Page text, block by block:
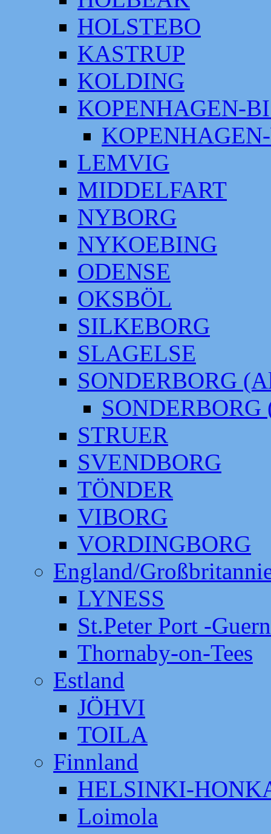
HOLSTEBO
KASTRUP
KOLDING
KOPENHAGEN-
LEMVIG
MIDDELFART
NYBORG
NYKOEBING
ODENSE
OKSBÖL
SILKEBORG
SLAGELSE
SONDERBORG
SONDERBORG
STRUER
SVENDBORG
TÖNDER
VIBORG
VORDINGBORG
England/
LYNESS
St.Peter Port -
Thornaby-on-Tees
Estland
JÖHVI
TOILA
Finnland
HELSINKI-
Loimola